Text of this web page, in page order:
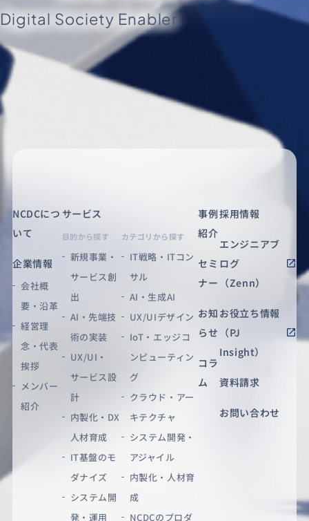
Digital Society Enabler.
NCDCにつ
いて
企業情報
会社概
要・沿革
経営理
念・代表
挨拶
メンバー
紹介
サービス
目的から探す
新規事業・
サービス創
出
AI・先端技
術の実装
UX/UI・
サービス設
計
内製化・DX
人材育成
IT基盤のモ
ダナイズ
システム開
発・運用
カテゴリから探す
IT戦略・ITコン
サル
AI・生成AI
UX/UIデザイン
IoT・エッジコ
ンピューティン
グ
クラウド・アー
キテクチャ
システム開発・
アジャイル
内製化・人材育
成
NCDCのプロダ
事例
紹介
セミ
ナー
お知
らせ
コラ
ム
採用情報
エンジニアブ
ログ
（Zenn）
お役立ち情報
（PJ
Insight）
資料請求
お問い合わせ